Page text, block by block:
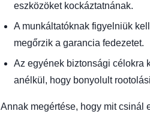
eszközöket kockáztatnának.
A munkáltatóknak figyelniük
megőrzik a garancia fedezetet.
Az egyének biztonsági célokra
anélkül, hogy bonyolult
Annak megértése, hogy mit csinál